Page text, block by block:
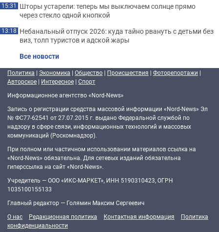
15:31 Шторы устарели: теперь мы выключаем солнце прямо
через стекло одной кнопкой
13:18 Небанальный отпуск 2026: куда тайно рвануть с детьми без
виз, толп туристов и адской жары
Все новости
Политика | Экономика | Общество | Происшествия | Фоторепортажи |
Авторское | Интересное | Спорт
Информационное агентство «Nord-News»
Запись о регистрации средства массовой информации «Nord-News» Эл
№ ФС77-62541 от 27.07.2015 г. выдано Федеральной службой по
надзору в сфере связи, информационных технологий и массовых
коммуникаций (Роскомнадзор).
При полном или частичном использовании материалов ссылка на
«Nord-News» обязательна. Для сетевых изданий обязательна
гиперссылка на сайт «Nord-News».
Учредитель — ООО «ИКС-МАРКЕТ», ИНН 5190310423, ОГРН
1035100155133
Главный редактор — Голямин Максим Сергеевич
О нас
Редакционная политика Контактная информация
Политика
конфиденциальности